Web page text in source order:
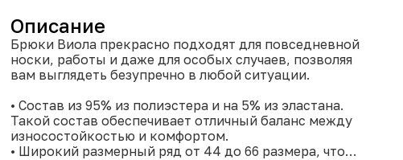
Описание
Брюки Виола прекрасно подходят для повседневной
носки, работы и даже для особых случаев, позволяя
вам выглядеть безупречно в любой ситуации.
• Состав из 95% из полиэстера и на 5% из эластана.
Такой состав обеспечивает отличный баланс между
износостойкостью и комфортом.
• Широкий размерный ряд от 44 до 66 размера, что